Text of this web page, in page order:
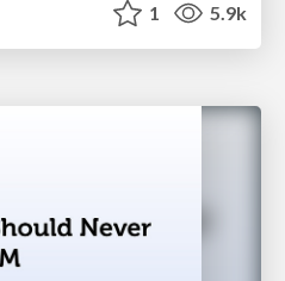
1 5.9k